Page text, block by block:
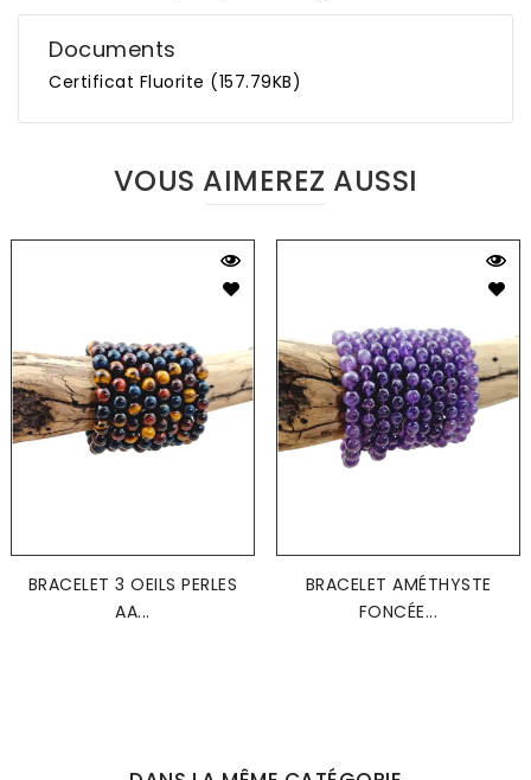
Documents
Certificat Fluorite (157.79KB)
VOUS AIMEREZ AUSSI
BRACELET 3 OEILS PERLES
AA...
BRACELET AMÉTHYSTE
FONCÉE...